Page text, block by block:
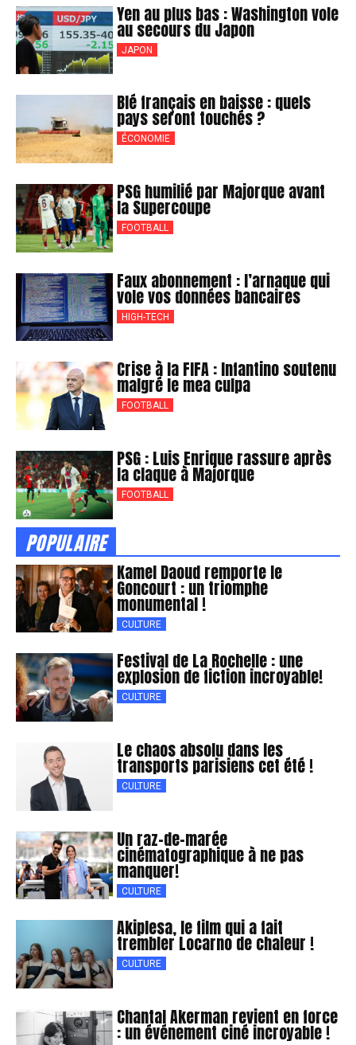
Yen au plus bas : Washington vole
au secours du Japon
JAPON
Blé français en baisse : quels
pays seront touchés ?
ÉCONOMIE
PSG humilié par Majorque avant
la Supercoupe
FOOTBALL
Faux abonnement : l’arnaque qui
vole vos données bancaires
HIGH-TECH
Crise à la FIFA : Infantino soutenu
malgré le mea culpa
FOOTBALL
PSG : Luis Enrique rassure après
la claque à Majorque
FOOTBALL
POPULAIRE
Kamel Daoud remporte le
Goncourt : un triomphe
monumental !
CULTURE
Festival de La Rochelle : une
explosion de fiction incroyable!
CULTURE
Le chaos absolu dans les
transports parisiens cet été !
CULTURE
Un raz-de-marée
cinématographique à ne pas
manquer!
CULTURE
Akiplesa, le film qui a fait
trembler Locarno de chaleur !
CULTURE
Chantal Akerman revient en force
: un événement ciné incroyable !